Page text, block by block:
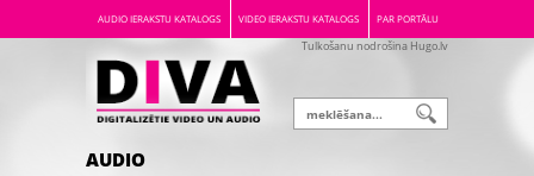
AUDIO IERAKSTU KATALOGS VIDEO IERAKSTU KATALOGS PAR PORTĀLU
Tulkošanu nodrošina Hugo.lv
AUDIO